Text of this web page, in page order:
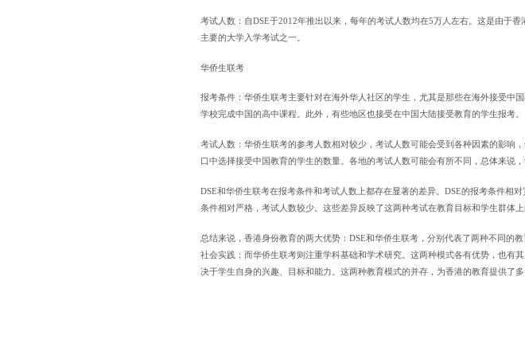
考试人数：自DSE于2012年推出以来，每年的考试人数均在5万人左右。这是由于
主要的大学入学考试之一。
华侨生联考
报考条件：华侨生联考主要针对在海外华人社区的学生，尤其是那些在海外接受中
学校完成中国的高中课程。此外，有些地区也接受在中国大陆接受教育的学生报考。
考试人数：华侨生联考的参考人数相对较少，考试人数可能会受到各种因素的影响
口中选择接受中国教育的学生的数量。各地的考试人数可能会有所不同，总体来说，
DSE和华侨生联考在报考条件和考试人数上都存在显著的差异。DSE的报考条件相
条件相对严格，考试人数较少。这些差异反映了这两种考试在教育目标和学生群体上
总结来说，香港身份教育的两大优势：DSE和华侨生联考，分别代表了两种不同的
社会实践；而华侨生联考则注重学科基础和学术研究。这两种模式各有优势，也有
决于学生自身的兴趣、目标和能力。这两种教育模式的并存，为香港的教育提供了